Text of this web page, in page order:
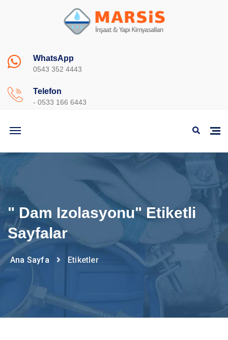
WhatsApp
0543 352 4443
Telefon
- 0533 166 6443
" Dam Izolasyonu" Etiketli
Sayfalar
Ana Sayfa Etiketler